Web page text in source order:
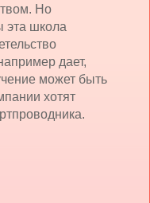
Но
эта школа
дает,
может быть
хотят